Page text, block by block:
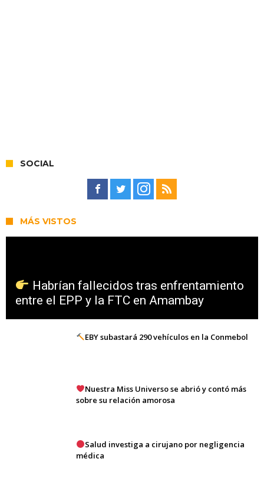
SOCIAL
MÁS VISTOS
Habrían fallecidos tras enfrentamiento
entre el EPP y la FTC en Amambay
EBY subastará 290 vehículos en la Conmebol
Nuestra Miss Universo se abrió y contó más
sobre su relación amorosa
Salud investiga a cirujano por negligencia
médica